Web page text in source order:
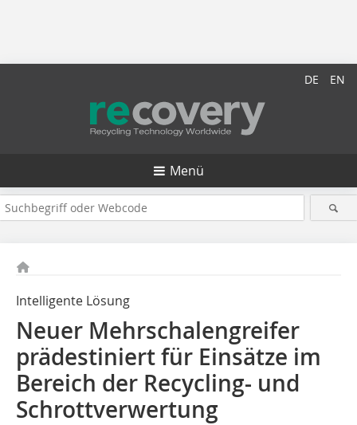
DE EN
Menü
Intelligente Lösung
Neuer Mehrschalengreifer
prädestiniert für Einsätze im
Bereich der Recycling- und
Schrottverwertung